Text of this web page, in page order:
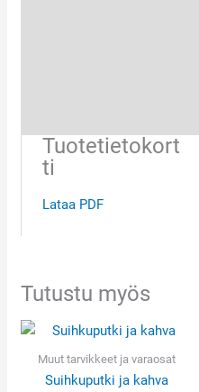
Tuotetietokort
ti
Lataa PDF
Tutustu myös
Muut tarvikkeet ja varaosat
Suihkuputki ja kahva